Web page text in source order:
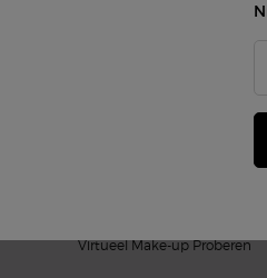
Virtueel Make-up Proberen